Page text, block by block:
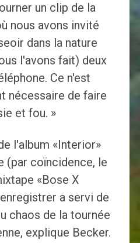
un clip de la
nous avons invité
dans la nature
l'avons fait) deux
Ce n'est
nécessaire de faire
et fou. »
l'album «Interior»
(par coïncidence, le
«Bose X
a servi de
chaos de la tournée
explique Becker.